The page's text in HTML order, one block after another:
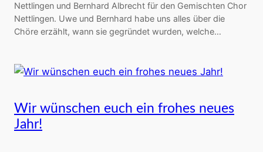
Nettlingen und Bernhard Albrecht für den Gemischten Chor
Nettlingen. Uwe und Bernhard habe uns alles über die
Chöre erzählt, wann sie gegründet wurden, welche…
Wir wünschen euch ein frohes neues
Jahr!